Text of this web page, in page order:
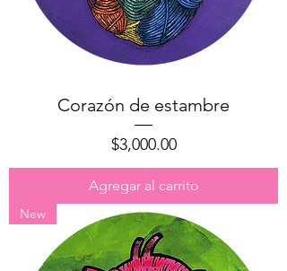
Corazón de estambre
Precio
$3,000.00
Agregar al carrito
New